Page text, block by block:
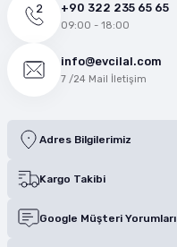
+90 322 235 65 65
09:00 - 18:00
info@evcilal.com
7 /24 Mail İletişim
Adres Bilgilerimiz
Kargo Takibi
Google Müşteri Yorumları